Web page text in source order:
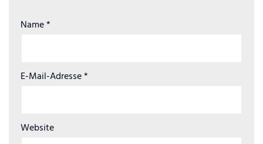
Name*
E-Mail-Adresse*
Website